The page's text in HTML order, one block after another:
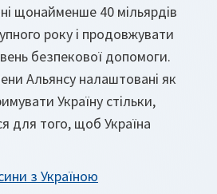
щонайменше 40 мільярдів
року і продовжувати
безпекової допомоги.
Альянсу налаштовані як
Україну стільки,
для того, щоб Україна
з Україною